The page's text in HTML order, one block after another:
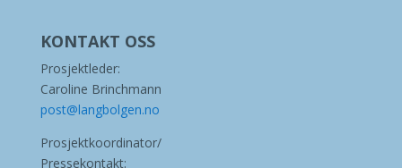
KONTAKT OSS
Prosjektleder:
Caroline Brinchmann
post@langbolgen.no
Prosjektkoordinator/
Pressekontakt: